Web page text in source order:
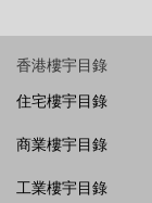
香港樓宇目錄
住宅樓宇目錄
商業樓宇目錄
工業樓宇目錄